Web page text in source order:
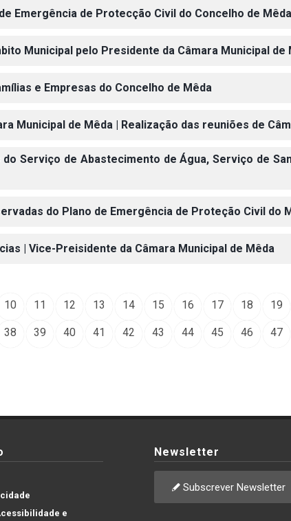
Emergência de Protecção Civil do Concelho de Mêda
Municipal pelo Presidente da Câmara Municipal de
e Empresas do Concelho de Mêda
Municipal de Mêda | Realização das reuniões de
Serviço de Abastecimento de Água, Serviço de
do Plano de Emergência de Proteção Civil do
| Vice-Preisidente da Câmara Municipal de Mêda
10 11 12 13 14 15 16 17 18 19
38 39 40 41 42 43 44 45 46 47
e
Newsletter
Subscrever Newsletter